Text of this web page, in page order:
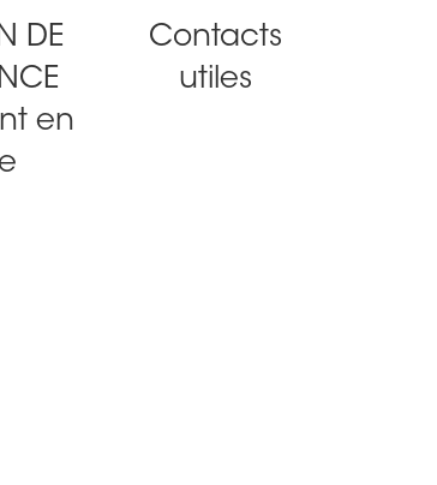
DE
en
Contacts
utiles